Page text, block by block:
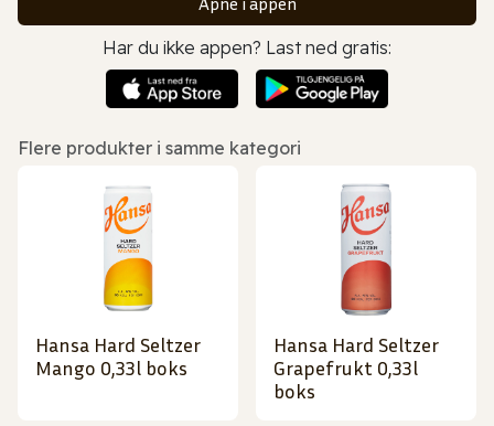
Har du ikke appen? Last ned gratis:
Flere produkter i samme kategori
Hansa Hard Seltzer
Mango 0,33l boks
Hansa Hard Seltzer
Grapefrukt 0,33l
boks